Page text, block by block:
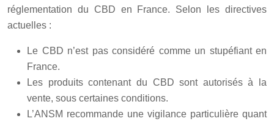
réglementation du CBD en France. Selon les directives
actuelles :
Le CBD n’est pas considéré comme un stupéfiant en
France.
Les produits contenant du CBD sont autorisés à la
vente, sous certaines conditions.
L’ANSM recommande une vigilance particulière quant